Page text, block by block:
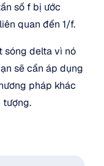
số f bị ước
quan đến 1/f.
sóng delta vì nó
sẽ cần áp dụng
pháp khác
tượng.